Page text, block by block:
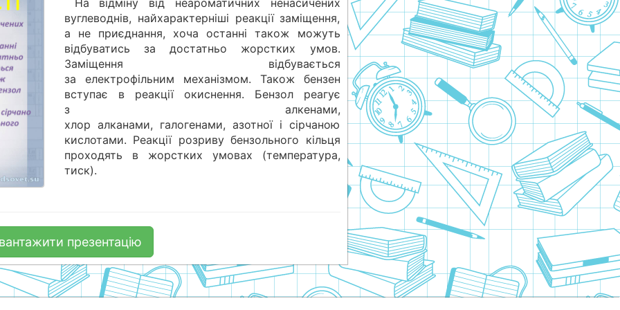
На відміну від неароматичних ненасичених
вуглеводнів, найхарактерніші реакції заміщення,
а не приєднання, хоча останні також можуть
відбуватись за достатньо жорстких умов.
Заміщення відбувається
за електрофільним механізмом. Також бензен
вступає в реакції окиснення. Бензол реагує
з алкенами,
хлор алканами, галогенами, азотної і сірчаною
кислотами. Реакції розриву бензольного кільця
проходять в жорстких умовах (температура,
тиск).
презентацію